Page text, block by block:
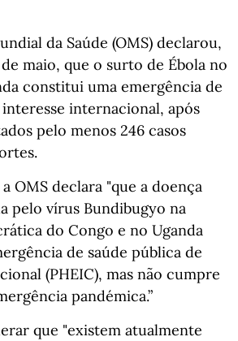
da Saúde (OMS) declarou,
maio, que o surto de Ébola no
constitui uma emergência de
internacional, após
pelo menos 246 casos
OMS declara "que a doença
pelo vírus Bundibugyo na
do Congo e no Uganda
de saúde pública de
(PHEIC), mas não cumpre
pandémica.”
que "existem atualmente